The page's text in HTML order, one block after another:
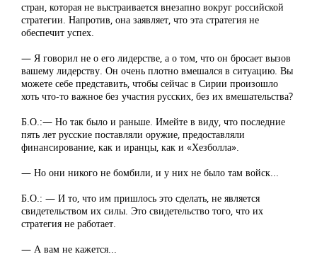
стран, которая не выстраивается внезапно вокруг российской
стратегии. Напротив, она заявляет, что эта стратегия не
обеспечит успех.
— Я говорил не о его лидерстве, а о том, что он бросает вызов
вашему лидерству. Он очень плотно вмешался в ситуацию. Вы
можете себе представить, чтобы сейчас в Сирии произошло
хоть что-то важное без участия русских, без их вмешательства?
Б.О.:— Но так было и раньше. Имейте в виду, что последние
пять лет русские поставляли оружие, предоставляли
финансирование, как и иранцы, как и «Хезболла».
— Но они никого не бомбили, и у них не было там войск...
Б.О.: — И то, что им пришлось это сделать, не является
свидетельством их силы. Это свидетельство того, что их
стратегия не работает.
— А вам не кажется...